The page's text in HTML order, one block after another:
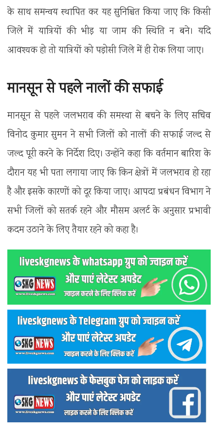
के साथ समन्वय स्थापित कर यह सुनिश्चित किया जाए कि किसी
जिले में यात्रियों की भीड़ या जाम की स्थिति न बने। यदि
आवश्यक हो तो यात्रियों को पड़ोसी जिले में ही रोक लिया जाए।
मानसून से पहले नालों की सफाई
मानसून से पहले जलभराव की समस्या से बचने के लिए सचिव
विनोद कुमार सुमन ने सभी जिलों को नालों की सफाई जल्द से
जल्द पूरी करने के निर्देश दिए। उन्होंने कहा कि वर्तमान बारिश के
दौरान यह भी पता लगाया जाए कि किन क्षेत्रों में जलभराव हो रहा
है और इसके कारणों को दूर किया जाए। आपदा प्रबंधन विभाग ने
सभी जिलों को सतर्क रहने और मौसम अलर्ट के अनुसार प्रभावी
कदम उठाने के लिए तैयार रहने को कहा है।